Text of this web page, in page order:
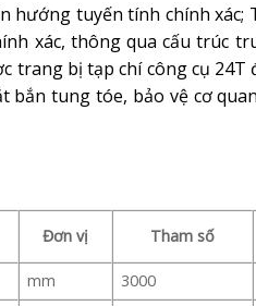
tuyến tính chính xác;
xác, thông qua cấu trúc
trang bị tạp chí công cụ 24T
bắn tung tóe, bảo vệ cơ
Đơn vị Tham số
mm
3000